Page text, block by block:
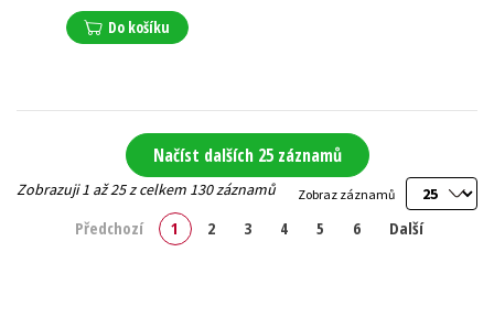
Do košíku
Načíst dalších 25 záznamů
Zobraz záznamů
Zobrazuji 1 až 25 z celkem 130 záznamů
Předchozí 1 2 3 4 5 6 Další